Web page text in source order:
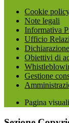
Cookie
Note legali
Informativa
Ufficio
Obiettivi di
Gestione
Pagina